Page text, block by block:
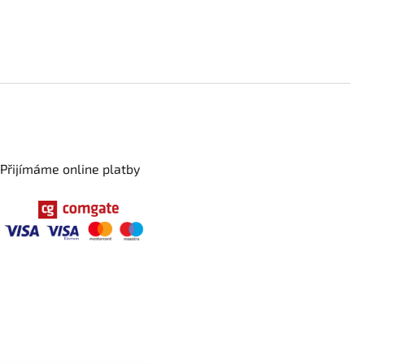
Přijímáme online platby